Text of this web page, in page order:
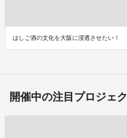
はしご酒の文化を大阪に浸透させたい！
開催中の注目プロジェ